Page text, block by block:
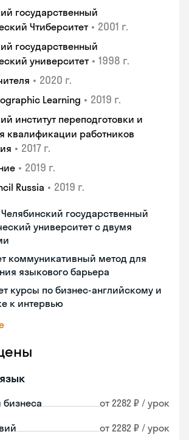
государственный
Чтиберситет • 2001 г.
государственный
университет • 1998 г.
• 2020 г.
Learning • 2019 г.
институт переподготовки и
квалификации работников
• 2017 г.
• 2019 г.
Russia • 2019 г.
государственный
университет с двумя
коммуникативный метод для
языкового барьера
курсы по бизнес-английскому и
к интервью
бизнеса от 2282 ₽ / урок
от 2282 ₽ / урок